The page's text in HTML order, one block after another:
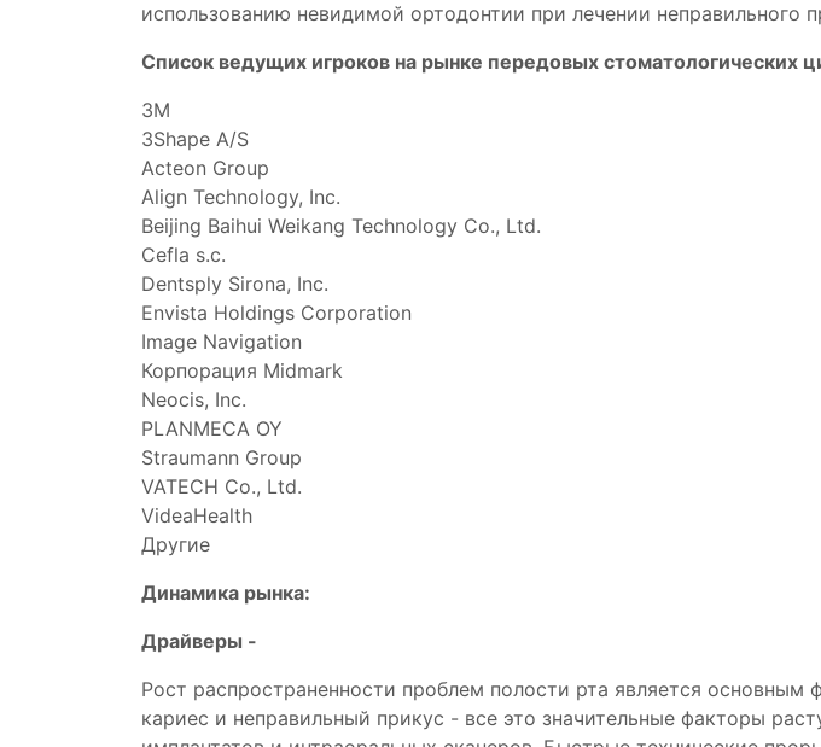
использованию невидимой ортодонтии при лечении неправильного
Список ведущих игроков на рынке передовых стоматологических
3M
3Shape A/S
Acteon Group
Align Technology, Inc.
Beijing Baihui Weikang Technology Co., Ltd.
Cefla s.c.
Dentsply Sirona, Inc.
Envista Holdings Corporation
Image Navigation
Корпорация Midmark
Neocis, Inc.
PLANMECA OY
Straumann Group
VATECH Co., Ltd.
VideaHealth
Другие
Динамика рынка:
Драйверы -
Рост распространенности проблем полости рта является
кариес и неправильный прикус - все это значительные факторы